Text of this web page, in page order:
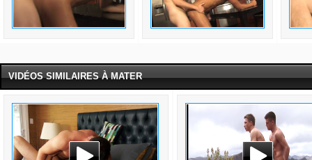
VIDÉOS SIMILAIRES À MATER